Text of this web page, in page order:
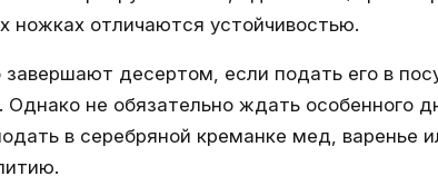
ножках отличаются устойчивостью.
десертом, если подать его в
Однако не обязательно ждать особенного
в серебряной креманке мед, варенье